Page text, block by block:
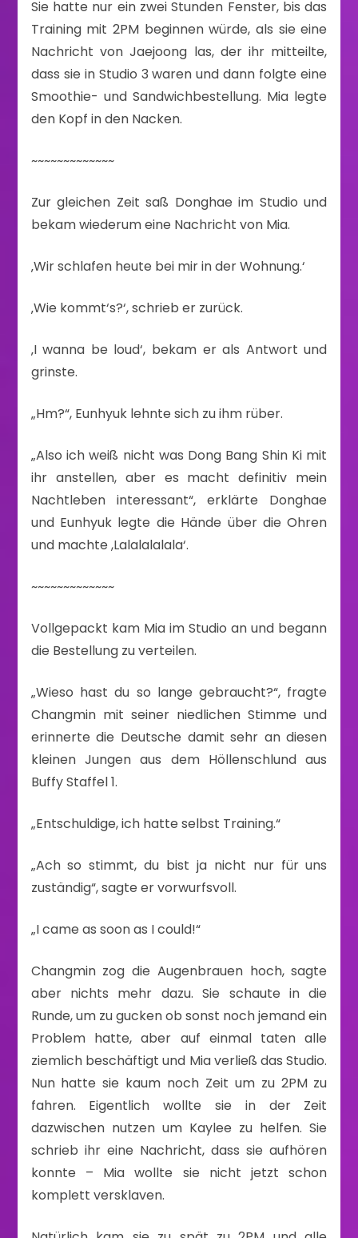
Sie hatte nur ein zwei Stunden Fenster, bis das
Training mit 2PM beginnen würde, als sie eine
Nachricht von Jaejoong las, der ihr mitteilte,
dass sie in Studio 3 waren und dann folgte eine
Smoothie- und Sandwichbestellung. Mia legte
den Kopf in den Nacken.
~~~~~~~~~~~~~
Zur gleichen Zeit saß Donghae im Studio und
bekam wiederum eine Nachricht von Mia.
‚Wir schlafen heute bei mir in der Wohnung.‘
‚Wie kommt‘s?‘, schrieb er zurück.
‚I wanna be loud‘, bekam er als Antwort und
grinste.
„Hm?“, Eunhyuk lehnte sich zu ihm rüber.
„Also ich weiß nicht was Dong Bang Shin Ki mit
ihr anstellen, aber es macht definitiv mein
Nachtleben interessant“, erklärte Donghae
und Eunhyuk legte die Hände über die Ohren
und machte ,Lalalalalala‘.
~~~~~~~~~~~~~
Vollgepackt kam Mia im Studio an und begann
die Bestellung zu verteilen.
„Wieso hast du so lange gebraucht?“, fragte
Changmin mit seiner niedlichen Stimme und
erinnerte die Deutsche damit sehr an diesen
kleinen Jungen aus dem Höllenschlund aus
Buffy Staffel 1.
„Entschuldige, ich hatte selbst Training.“
„Ach so stimmt, du bist ja nicht nur für uns
zuständig“, sagte er vorwurfsvoll.
„I came as soon as I could!“
Changmin zog die Augenbrauen hoch, sagte
aber nichts mehr dazu. Sie schaute in die
Runde, um zu gucken ob sonst noch jemand ein
Problem hatte, aber auf einmal taten alle
ziemlich beschäftigt und Mia verließ das Studio.
Nun hatte sie kaum noch Zeit um zu 2PM zu
fahren. Eigentlich wollte sie in der Zeit
dazwischen nutzen um Kaylee zu helfen. Sie
schrieb ihr eine Nachricht, dass sie aufhören
konnte – Mia wollte sie nicht jetzt schon
komplett versklaven.